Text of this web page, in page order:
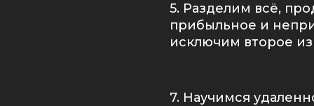
5. Разделим всё,
прибыльное и
исключим второе
7. Научимся